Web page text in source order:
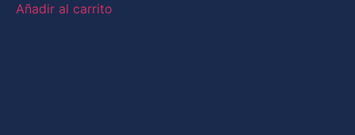
Añadir al carrito